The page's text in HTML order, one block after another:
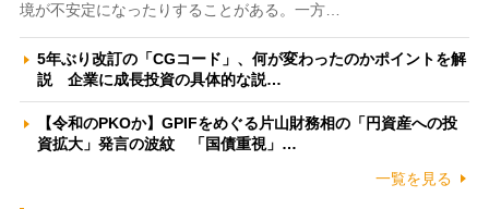
境が不安定になったりすることがある。一方…
5年ぶり改訂の「CGコード」、何が変わったのかポイントを解
説 企業に成長投資の具体的な説…
【令和のPKOか】GPIFをめぐる片山財務相の「円資産への投
資拡大」発言の波紋 「国債重視」…
一覧を見る